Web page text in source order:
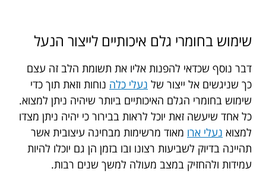
שימוש בחומרי גלם איכותיים לייצור הנעל
דבר נוסף שכדאי להפנות אליו את תשומת הלב זה עצם
כך שניגשים אל ייצור של נעלי כלה נוחות וזאת תוך כדי
שימוש בחומרי הגלם האיכותיים ביותר שיהיה ניתן למצוא.
כל אחד שיעשה זאת יוכל לראות בבירור כי יהיה ניתן מצדו
למצוא נעלי ארו מאוד מרשימות מבחינה עיצובית אשר
תהיינה בדיוק לשביעות רצונו ובו בזמן הן גם יוכלו להיות
עמידות ולהחזיק במצב מעולה למשך שנים רבות.